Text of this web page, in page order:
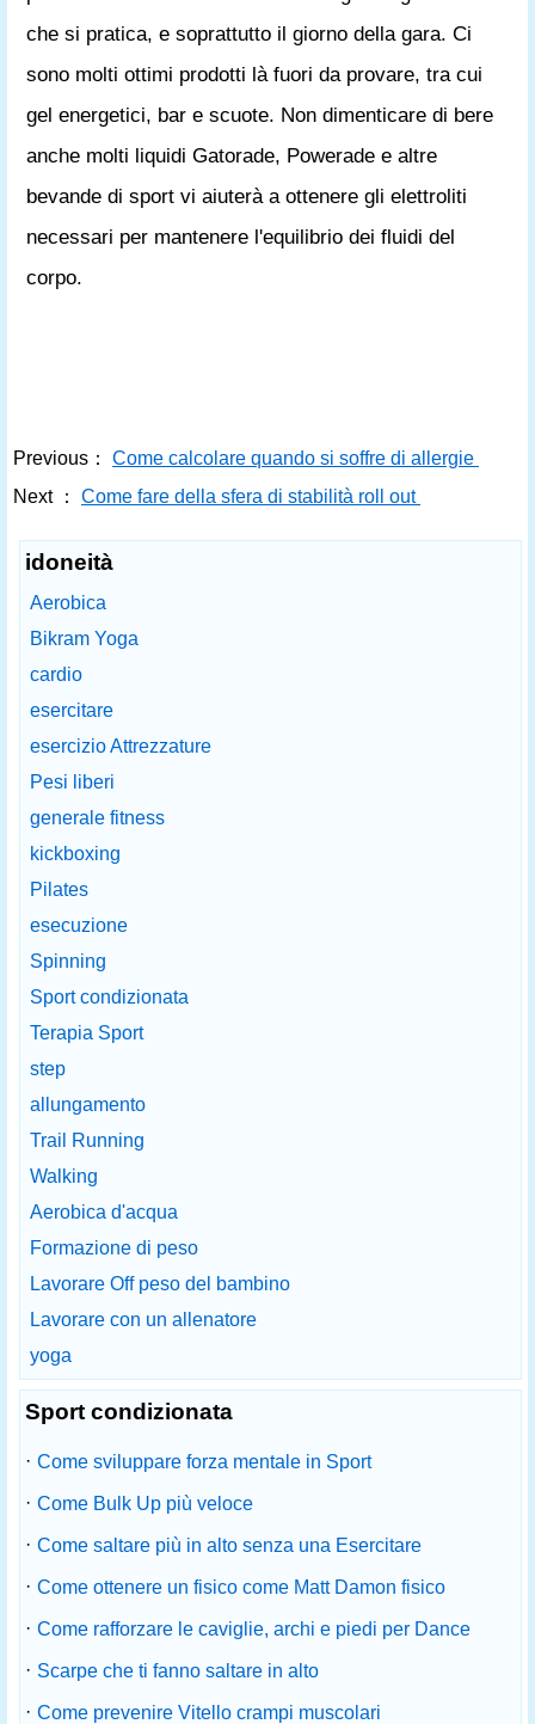
che si pratica, e soprattutto il giorno della gara. Ci
sono molti ottimi prodotti là fuori da provare, tra cui
gel energetici, bar e scuote. Non dimenticare di bere
anche molti liquidi Gatorade, Powerade e altre
bevande di sport vi aiuterà a ottenere gli elettroliti
necessari per mantenere l'equilibrio dei fluidi del
corpo.
Previous：
Come calcolare quando si soffre di allergie
Next ：
Come fare della sfera di stabilità roll out
idoneità
Aerobica
Bikram Yoga
cardio
esercitare
esercizio Attrezzature
Pesi liberi
generale fitness
kickboxing
Pilates
esecuzione
Spinning
Sport condizionata
Terapia Sport
step
allungamento
Trail Running
Walking
Aerobica d'acqua
Formazione di peso
Lavorare Off peso del bambino
Lavorare con un allenatore
yoga
Sport condizionata
· Come sviluppare forza mentale in Sport
· Come Bulk Up più veloce
· Come saltare più in alto senza una Esercitare
· Come ottenere un fisico come Matt Damon fisico
· Come rafforzare le caviglie, archi e piedi per Dance
· Scarpe che ti fanno saltare in alto
· Come prevenire Vitello crampi muscolari